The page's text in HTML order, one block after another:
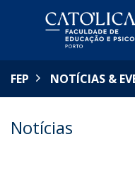
FEP NOTÍCIAS &
Notícias